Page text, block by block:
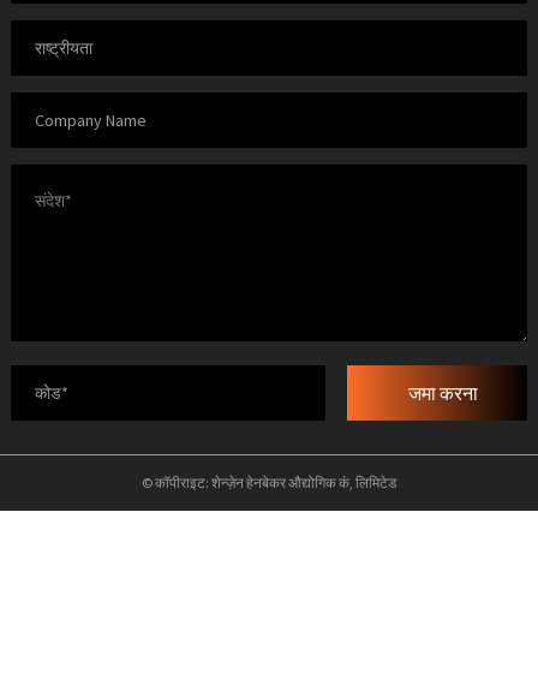
जमा करना
© कॉपीराइट: शेन्ज़ेन हेनबेकर औद्योगिक कं, लिमिटेड